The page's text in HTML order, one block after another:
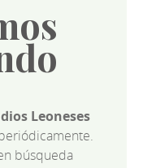
Leoneses
búsqueda